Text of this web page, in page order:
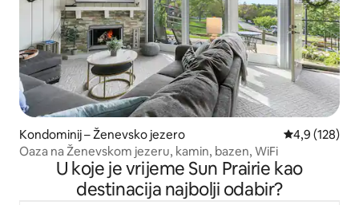
Kondominij – Ženevsko jezero Prosječna
4,9 (128)
Oaza na Ženevskom jezeru, kamin, bazen, WiFi
U koje je vrijeme Sun Prairie kao
destinacija najbolji odabir?